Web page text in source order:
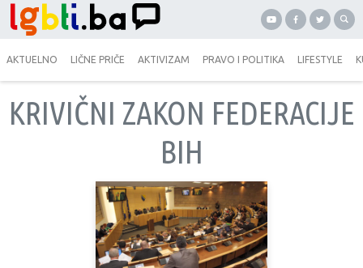
AKTUELNO LIČNE PRIČE AKTIVIZAM PRAVO I POLITIKA LIFESTYLE
KRIVIČNI ZAKON FEDERACIJE
BIH